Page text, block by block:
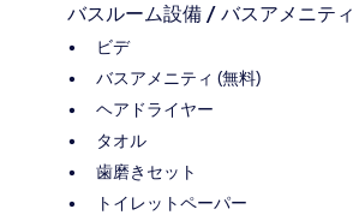
バスルーム設備 / バスアメニティ
ビデ
バスアメニティ (無料)
ヘアドライヤー
タオル
歯磨きセット
トイレットペーパー